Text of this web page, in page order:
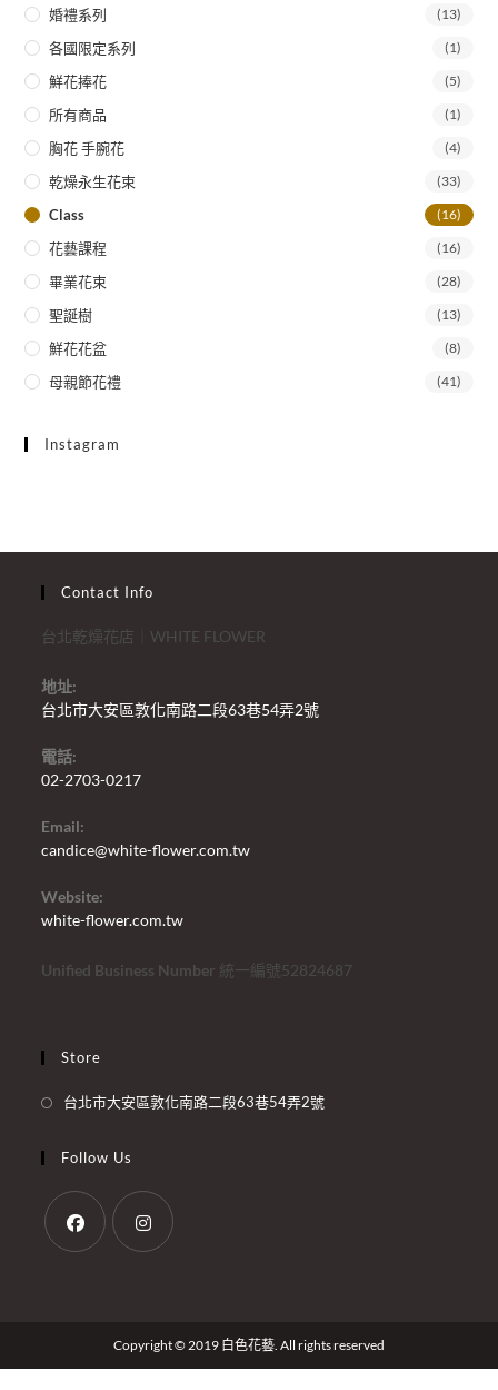
婚禮系列 (13)
各國限定系列 (1)
鮮花捧花 (5)
所有商品 (1)
胸花 手腕花 (4)
乾燥永生花束 (33)
Class (16)
花藝課程 (16)
畢業花束 (28)
聖誕樹 (13)
鮮花花盆 (8)
母親節花禮 (41)
Instagram
Contact Info
台北乾燥花店｜WHITE FLOWER
地址:
台北市大安區敦化南路二段63巷54弄2號
電話:
02-2703-0217
Email:
candice@white-flower.com.tw
Website:
white-flower.com.tw
Unified Business Number 統一編號52824687
Store
台北市大安區敦化南路二段63巷54弄2號
Follow Us
Copyright © 2019 白色花藝. All rights reserved